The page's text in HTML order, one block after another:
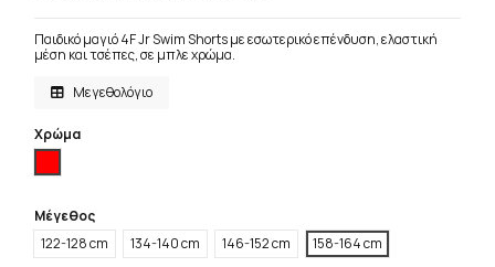
Παιδικό μαγιό 4F Jr Swim Shorts με εσωτερικό επένδυση, ελαστική
μέση και τσέπες, σε μπλε χρώμα.
Μεγεθολόγιο
Χρώμα
Μέγεθος
122-128 cm
134-140 cm 146-152 cm 158-164 cm